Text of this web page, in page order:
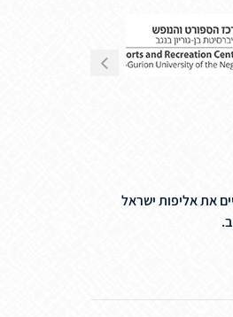
את אליפות ישראל